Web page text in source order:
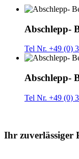
Abschlepp-
Tel Nr. +49 (0)
Abschlepp-
Tel Nr. +49 (0)
Ihr zuverlässiger